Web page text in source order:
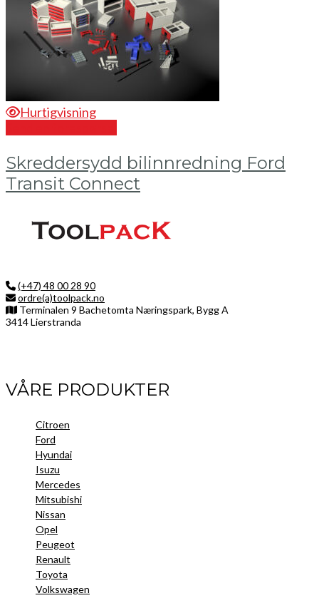
Hurtigvisning
Skreddersydd bilinnredning Ford
Transit Connect
(+47) 48 00 28 90
ordre(a)toolpack.no
Terminalen 9 Bachetomta Næringspark, Bygg A
3414 Lierstranda
VÅRE PRODUKTER
Citroen
Ford
Hyundai
Isuzu
Mercedes
Mitsubishi
Nissan
Opel
Peugeot
Renault
Toyota
Volkswagen